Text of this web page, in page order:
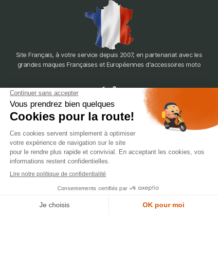
Site Français, à votre service depuis 2007, en partenariat avec les
grandes maques Françaises et Européennes d'accessoires moto
388 Av. Charles de Gaulle, 69200 Vénissieux
© 2007-2025 Silverstone Motor